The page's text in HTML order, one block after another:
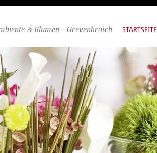
STARTSEITE
& Blumen – Grevenbroich